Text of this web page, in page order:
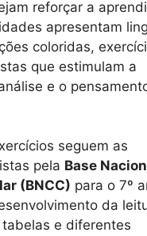
reforçar a
apresentam
coloridas,
que estimulam a
e o
seguem as
pela Base
(BNCC) para o 7º
da
e diferentes